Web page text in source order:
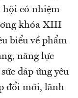
hội có nhiệm
khóa XIII
biểu về phẩm
năng lực
đáp ứng yêu
đổi mới, lãnh